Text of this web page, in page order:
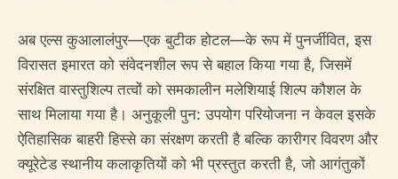
अब एल्स कुआलालंपुर—एक बुटीक होटल—के रूप में पुनर्जीवित, इस
विरासत इमारत को संवेदनशील रूप से बहाल किया गया है, जिसमें
संरक्षित वास्तुशिल्प तत्वों को समकालीन मलेशियाई शिल्प कौशल के
साथ मिलाया गया है। अनुकूली पुन: उपयोग परियोजना न केवल इसके
ऐतिहासिक बाहरी हिस्से का संरक्षण करती है बल्कि कारीगर विवरण और
क्यूरेटेड स्थानीय कलाकृतियों को भी प्रस्तुत करती है, जो आगंतुकों